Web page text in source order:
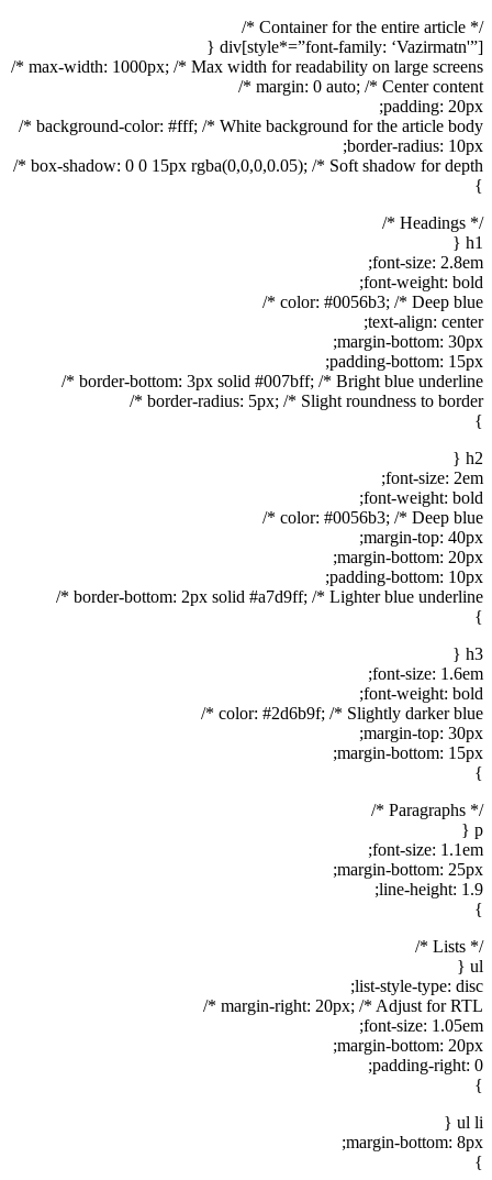
/* Container for the entire article */
div[style*=”font-family: ‘Vazirmatn'”] {
max-width: 1000px; /* Max width for readability on large screens */
margin: 0 auto; /* Center content */
padding: 20px;
background-color: #fff; /* White background for the article body */
border-radius: 10px;
box-shadow: 0 0 15px rgba(0,0,0,0.05); /* Soft shadow for depth */
}
/* Headings */
h1 {
font-size: 2.8em;
font-weight: bold;
color: #0056b3; /* Deep blue */
text-align: center;
margin-bottom: 30px;
padding-bottom: 15px;
border-bottom: 3px solid #007bff; /* Bright blue underline */
border-radius: 5px; /* Slight roundness to border */
}
h2 {
font-size: 2em;
font-weight: bold;
color: #0056b3; /* Deep blue */
margin-top: 40px;
margin-bottom: 20px;
padding-bottom: 10px;
border-bottom: 2px solid #a7d9ff; /* Lighter blue underline */
}
h3 {
font-size: 1.6em;
font-weight: bold;
color: #2d6b9f; /* Slightly darker blue */
margin-top: 30px;
margin-bottom: 15px;
}
/* Paragraphs */
p {
font-size: 1.1em;
margin-bottom: 25px;
line-height: 1.9;
}
/* Lists */
ul {
list-style-type: disc;
margin-right: 20px; /* Adjust for RTL */
font-size: 1.05em;
margin-bottom: 20px;
padding-right: 0;
}
ul li {
margin-bottom: 8px;
}